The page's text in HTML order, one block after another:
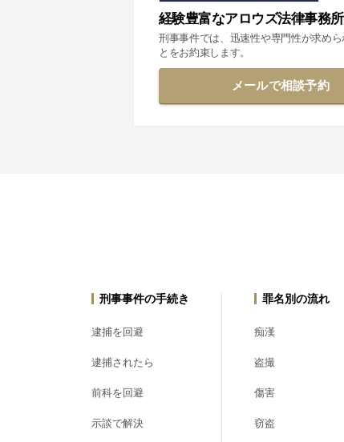
経験豊富なアロウズ法律事務
刑事事件では、迅速性や専門性が求め
とをお約束します。
メールで相談予約
刑事事件の手続き
逮捕を回避
逮捕されたら
前科を回避
示談で解決
罪名別の流れ
痴漢
盗撮
傷害
窃盗